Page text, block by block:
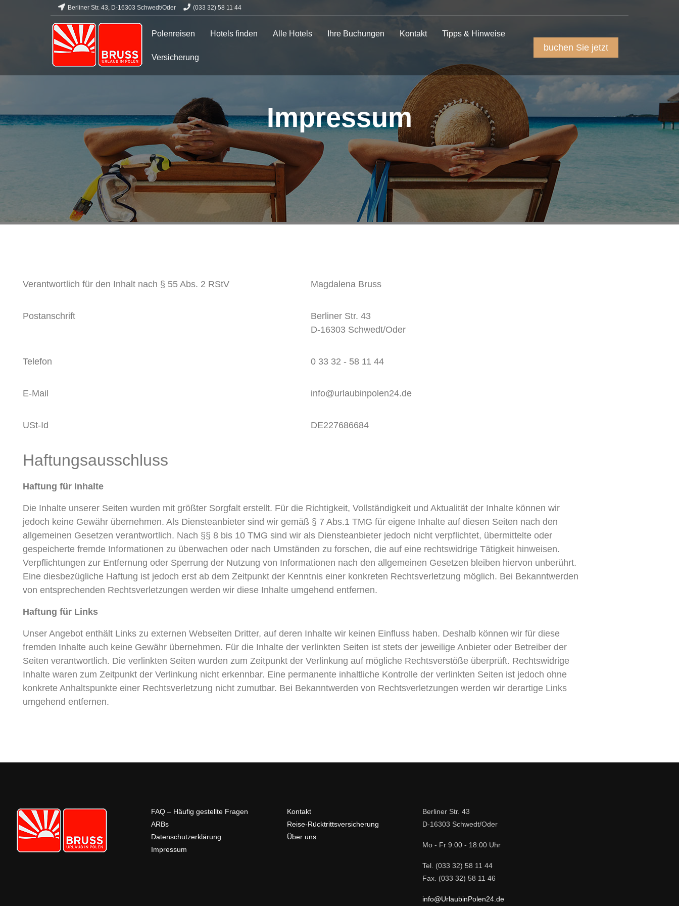
Berliner Str. 43, D-16303 Schwedt/Oder (033 32) 58 11 44
Polenreisen Hotels finden Alle Hotels Ihre Buchungen Kontakt Tipps & Hinweise
Versicherung
buchen Sie jetzt
Impressum
Verantwortlich für den Inhalt nach § 55 Abs. 2 RStV Magdalena Bruss
Postanschrift
Berliner Str. 43
D-16303 Schwedt/Oder
Telefon 0 33 32 - 58 11 44
E-Mail info@urlaubinpolen24.de
USt-Id DE227686684
Haftungsausschluss
Haftung für Inhalte
Die Inhalte unserer Seiten wurden mit größter Sorgfalt erstellt. Für die Richtigkeit, Vollständigkeit und Aktualität der Inhalte können wir
jedoch keine Gewähr übernehmen. Als Diensteanbieter sind wir gemäß § 7 Abs.1 TMG für eigene Inhalte auf diesen Seiten nach den
allgemeinen Gesetzen verantwortlich. Nach §§ 8 bis 10 TMG sind wir als Diensteanbieter jedoch nicht verpflichtet, übermittelte oder
gespeicherte fremde Informationen zu überwachen oder nach Umständen zu forschen, die auf eine rechtswidrige Tätigkeit hinweisen.
Verpflichtungen zur Entfernung oder Sperrung der Nutzung von Informationen nach den allgemeinen Gesetzen bleiben hiervon unberührt.
Eine diesbezügliche Haftung ist jedoch erst ab dem Zeitpunkt der Kenntnis einer konkreten Rechtsverletzung möglich. Bei Bekanntwerden
von entsprechenden Rechtsverletzungen werden wir diese Inhalte umgehend entfernen.
Haftung für Links
Unser Angebot enthält Links zu externen Webseiten Dritter, auf deren Inhalte wir keinen Einfluss haben. Deshalb können wir für diese
fremden Inhalte auch keine Gewähr übernehmen. Für die Inhalte der verlinkten Seiten ist stets der jeweilige Anbieter oder Betreiber der
Seiten verantwortlich. Die verlinkten Seiten wurden zum Zeitpunkt der Verlinkung auf mögliche Rechtsverstöße überprüft. Rechtswidrige
Inhalte waren zum Zeitpunkt der Verlinkung nicht erkennbar. Eine permanente inhaltliche Kontrolle der verlinkten Seiten ist jedoch ohne
konkrete Anhaltspunkte einer Rechtsverletzung nicht zumutbar. Bei Bekanntwerden von Rechtsverletzungen werden wir derartige Links
umgehend entfernen.
FAQ – Häufig gestellte Fragen
ARBs
Datenschutzerklärung
Impressum
Kontakt
Reise-Rücktrittsversicherung
Über uns
Berliner Str. 43
D-16303 Schwedt/Oder
Mo - Fr 9:00 - 18:00 Uhr
Tel. (033 32) 58 11 44
Fax. (033 32) 58 11 46
info@UrlaubinPolen24.de